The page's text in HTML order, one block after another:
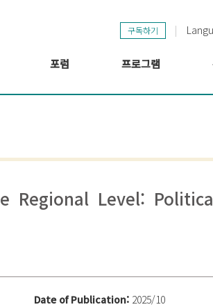
구독하기
포럼
GSEF2021
프로그램
Regional Level:
Date of Publication: 2025/10